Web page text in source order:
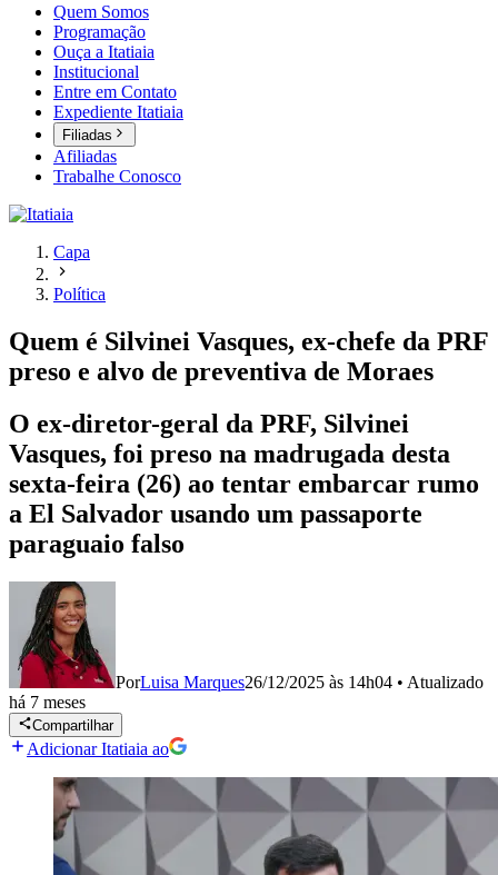
Quem Somos
Programação
Ouça a Itatiaia
Institucional
Entre em Contato
Expediente Itatiaia
Filiadas
Afiliadas
Trabalhe Conosco
Capa
Política
Quem é Silvinei Vasques, ex-chefe da PRF
preso e alvo de preventiva de Moraes
O ex-diretor-geral da PRF, Silvinei
Vasques, foi preso na madrugada desta
sexta-feira (26) ao tentar embarcar rumo
a El Salvador usando um passaporte
paraguaio falso
PorLuisa Marques26/12/2025 às 14h04 • Atualizado
há 7 meses
Compartilhar
Adicionar Itatiaia ao